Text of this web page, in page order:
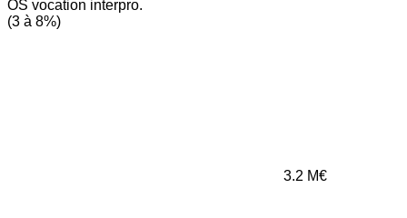
OS vocation interpro.
(3 à 8%)
3.2 M€